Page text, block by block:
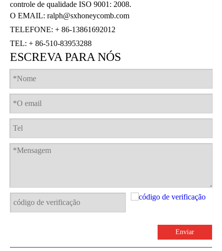
controle de qualidade ISO 9001: 2008.
O EMAIL: ralph@sxhoneycomb.com
TELEFONE: + 86-13861692012
TEL: + 86-510-83953288
ESCREVA PARA NÓS
Enviar